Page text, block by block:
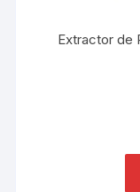
Extractor de